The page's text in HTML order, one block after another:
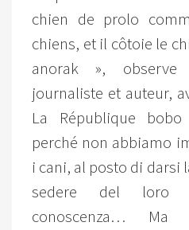
chien de prolo
chiens, et il côtoie le
anorak », observe
journaliste et auteur,
La République
perché non abbiamo
i cani, al posto di darsi
sedere del loro
conoscenza…